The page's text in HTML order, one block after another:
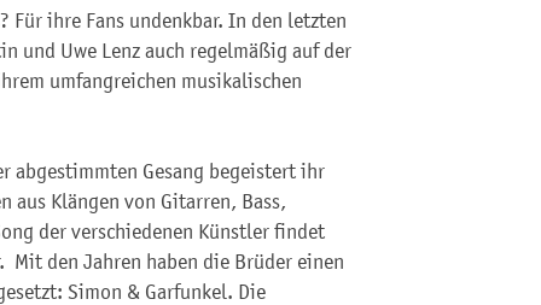
Für ihre Fans undenkbar. In den letzten
und Uwe Lenz auch regelmäßig auf der
umfangreichen musikalischen
abgestimmten Gesang begeistert ihr
Klängen von Gitarren, Bass,
der verschiedenen Künstler findet
Mit den Jahren haben die Brüder einen
Simon & Garfunkel. Die